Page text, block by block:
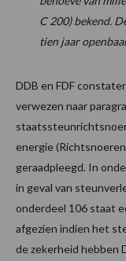
C 200) bekend.
tien jaar
DDB en FDF
verwezen naar
energie
geraadpleegd. In
in geval van
onderdeel 106 staat
afgezien indien het
de zekerheid hebben